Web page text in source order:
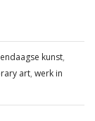
kunst,
art, werk in